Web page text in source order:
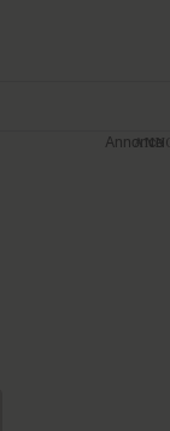
Annonce